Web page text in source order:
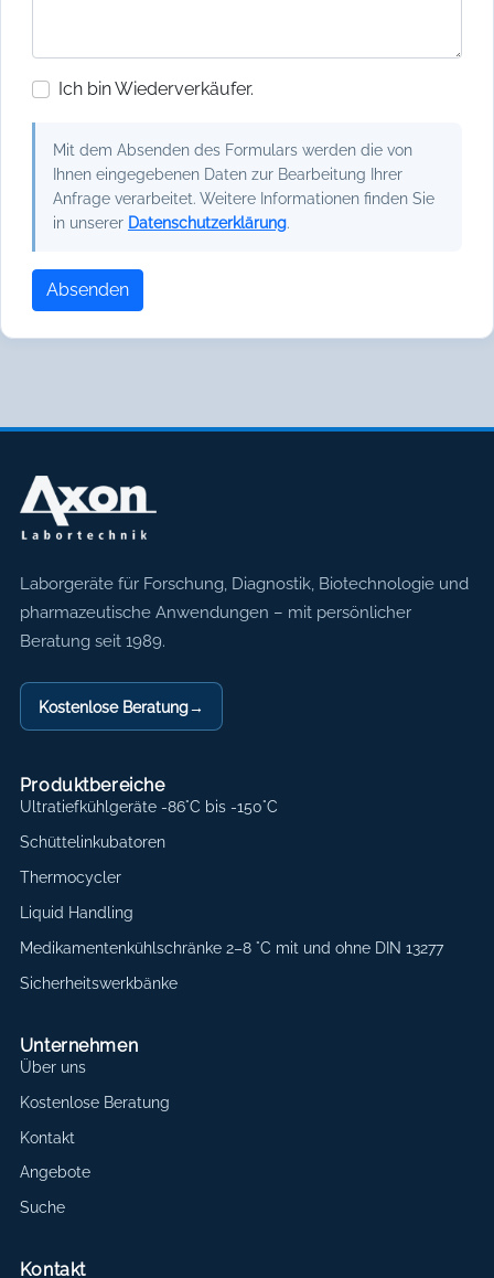
Ich bin Wiederverkäufer.
Mit dem Absenden des Formulars werden die von
Ihnen eingegebenen Daten zur Bearbeitung Ihrer
Anfrage verarbeitet. Weitere Informationen finden Sie
in unserer Datenschutzerklärung.
Absenden
Axon Labortechnik
Laborgeräte für Forschung, Diagnostik, Biotechnologie und
pharmazeutische Anwendungen – mit persönlicher
Beratung seit 1989.
Kostenlose Beratung→
Produktbereiche
Ultratiefkühlgeräte -86°C bis -150°C
Schüttelinkubatoren
Thermocycler
Liquid Handling
Medikamentenkühlschränke 2–8 °C mit und ohne DIN 13277
Sicherheitswerkbänke
Unternehmen
Über uns
Kostenlose Beratung
Kontakt
Angebote
Suche
Kontakt